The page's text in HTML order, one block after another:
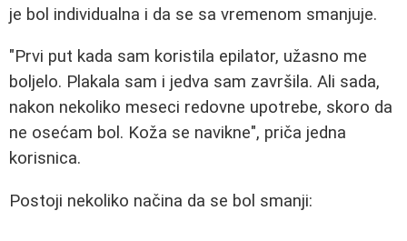
je bol individualna i da se sa vremenom smanjuje.
"Prvi put kada sam koristila epilator, užasno me
boljelo. Plakala sam i jedva sam završila. Ali sada,
nakon nekoliko meseci redovne upotrebe, skoro da
ne osećam bol. Koža se navikne", priča jedna
korisnica.
Postoji nekoliko načina da se bol smanji: